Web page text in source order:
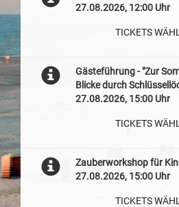
27.08.2026, 12:00 Uhr
TICKETS
Gästeführung - "Zur
Blicke durch
27.08.2026, 15:00 Uhr
TICKETS
Zauberworkshop für
27.08.2026, 15:00 Uhr
TICKETS